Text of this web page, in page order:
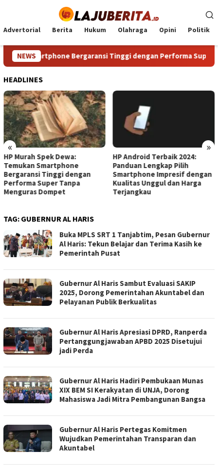
konten
Advertorial Berita Hukum Olahraga Opini Politik
NEWS
Smartphone Bergaransi Tinggi dengan Performa Super
HEADLINES
« »
Dewa:
dengan
Tanpa
HP Android Terbaik 2024:
Panduan Lengkap Pilih
Smartphone Impresif dengan
Kualitas Unggul dan Harga
Terjangkau
HP Terbaik di
Panduan
Smartphone
Kebutuhan
TAG: GUBERNUR AL HARIS
Buka MPLS SRT 1 Tanjabtim, Pesan Gubernur
Al Haris: Tekun Belajar dan Terima Kasih ke
Pemerintah Pusat
Gubernur Al Haris Sambut Evaluasi SAKIP
2025, Dorong Pemerintahan Akuntabel dan
Pelayanan Publik Berkualitas
Gubernur Al Haris Apresiasi DPRD, Ranperda
Pertanggungjawaban APBD 2025 Disetujui
jadi Perda
Gubernur Al Haris Hadiri Pembukaan Munas
XIX BEM SI Kerakyatan di UNJA, Dorong
Mahasiswa Jadi Mitra Pembangunan Bangsa
Gubernur Al Haris Pertegas Komitmen
Wujudkan Pemerintahan Transparan dan
Akuntabel